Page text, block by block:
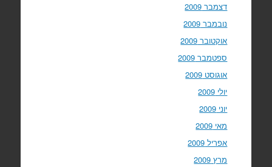
דצמבר 2009
נובמבר 2009
אוקטובר 2009
ספטמבר 2009
אוגוסט 2009
יולי 2009
יוני 2009
מאי 2009
אפריל 2009
מרץ 2009